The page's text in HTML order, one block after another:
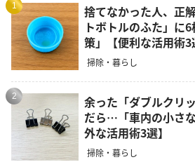
1
捨てなかった人、正
トボトルのふた」に
策」【便利な活用術3
掃除・暮らし
2
余った「ダブルクリ
だら…「車内の小さ
外な活用術3選】
掃除・暮らし